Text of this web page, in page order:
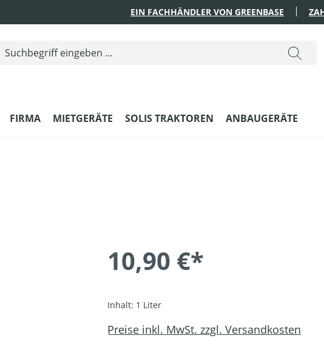
EIN FACHHÄNDLER VON GREENBASE
FIRMA MIETGERÄTE SOLIS TRAKTOREN ANBAUGERÄTE
10,90 €*
Inhalt: 1 Liter
Preise inkl. MwSt. zzgl. Versandkosten